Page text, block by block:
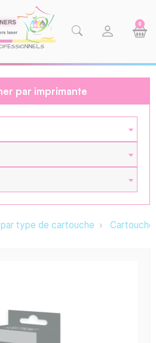
0
par imprimante
type de cartouche